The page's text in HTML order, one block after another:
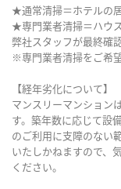
★通常清掃＝ホテルの
★専門業者清掃＝ハウ
弊社スタッフが最終確
※専門業者清掃をご希
【経年劣化について】
マンスリーマンション
す。築年数に応じて設
のご利用に支障のない
いたしかねますので、
ください。